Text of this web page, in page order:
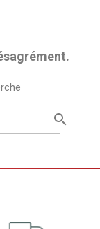
